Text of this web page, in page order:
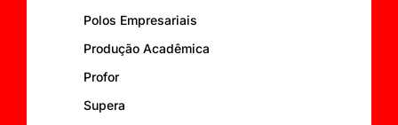
Polos Empresariais
Produção Acadêmica
Profor
Supera